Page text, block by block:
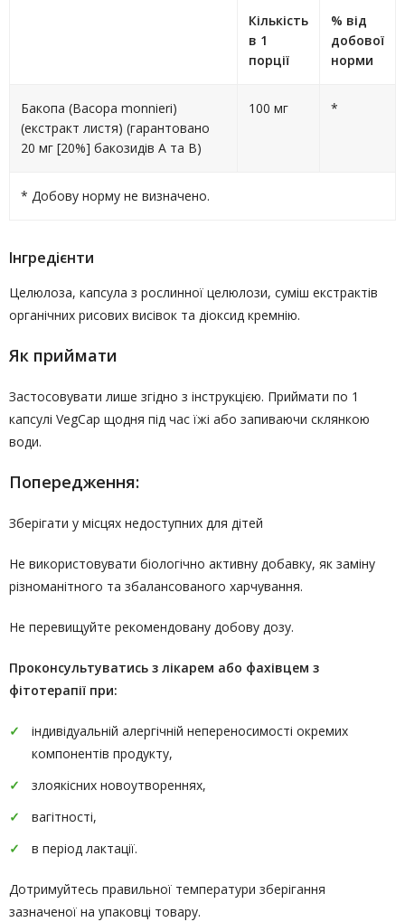
Кількість
в 1
порції
% від
добової
норми
Бакопа (Bacopa monnieri)
(екстракт листя) (гарантовано
20 мг [20%] бакозидів A та B)
100 мг *
* Добову норму не визначено.
Інгредієнти
Целюлоза, капсула з рослинної целюлози, суміш екстрактів
органічних рисових висівок та діоксид кремнію.
Як приймати
Застосовувати лише згідно з інструкцією. Приймати по 1
капсулі VegCap щодня під час їжі або запиваючи склянкою
води.
Попередження:
Зберігати у місцях недоступних для дітей
Не використовувати біологічно активну добавку, як заміну
різноманітного та збалансованого харчування.
Не перевищуйте рекомендовану добову дозу.
Проконсультуватись з лікарем або фахівцем з
фітотерапії при:
індивідуальній алергічній непереносимості окремих
компонентів продукту,
злоякісних новоутвореннях,
вагітності,
в період лактації.
Дотримуйтесь правильної температури зберігання
зазначеної на упаковці товару.